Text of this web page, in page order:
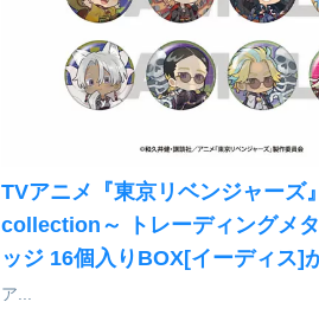
TVアニメ『東京リベンジャーズ
collection～ トレーディングメ
ッジ 16個入りBOX[イーディス]
始
ア...